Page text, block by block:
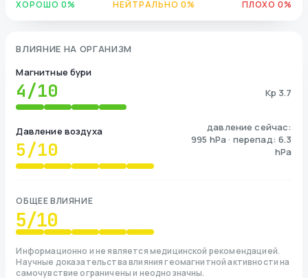
ХОРОШО 0% НЕЙТРАЛЬНО 0% ПЛОХО 0%
ВЛИЯНИЕ НА ОРГАНИЗМ
Магнитные бури
4/10 Kp 3.7
Давление воздуха
5/10
давление сейчас:
995 hPa · перепад: 6.3
hPa
ОБЩЕЕ ВЛИЯНИЕ
5/10
Информационно и не является медицинской рекомендацией.
Научные доказательства влияния геомагнитной активности на
самочувствие ограничены и неоднозначны.